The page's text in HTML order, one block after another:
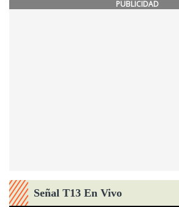
PUBLICIDAD
Señal T13 En Vivo